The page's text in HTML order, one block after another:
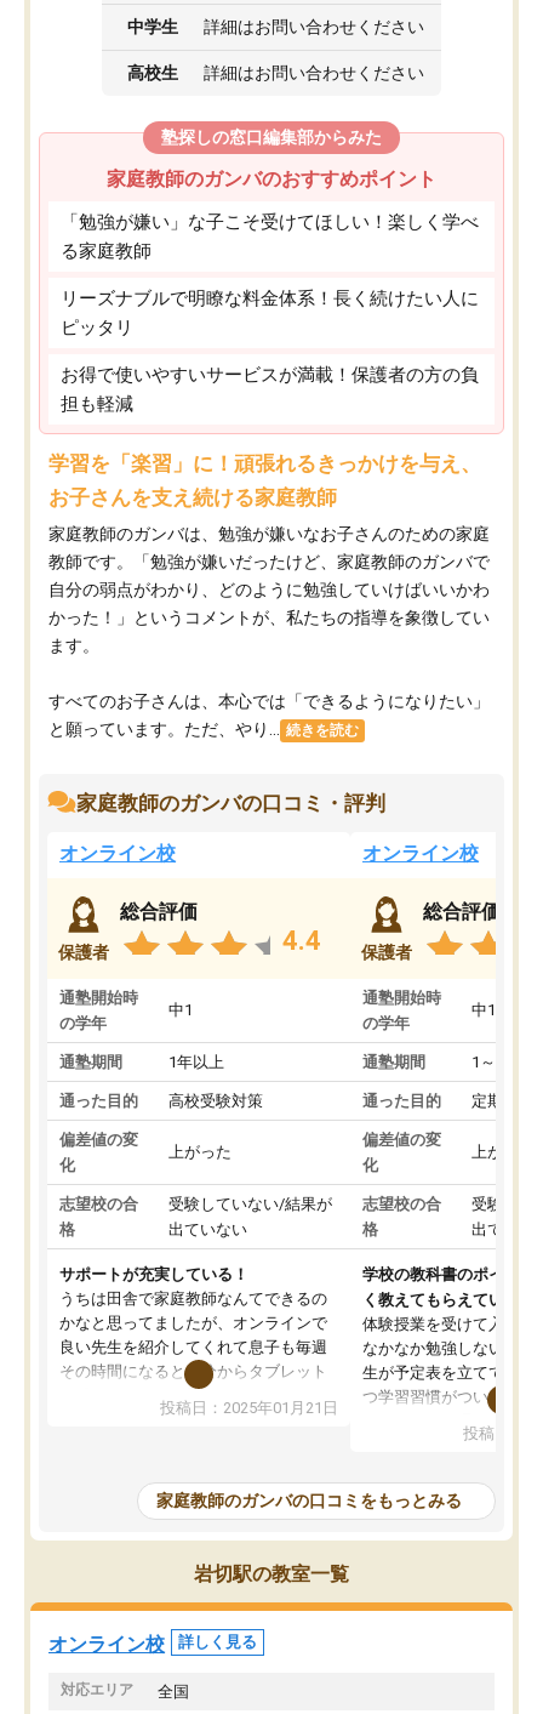
中学生 詳細はお問い合わせください
高校生 詳細はお問い合わせください
塾探しの窓口編集部からみた
家庭教師のガンバのおすすめポイント
「勉強が嫌い」な子こそ受けてほしい！楽しく学べ
る家庭教師
リーズナブルで明瞭な料金体系！長く続けたい人に
ピッタリ
お得で使いやすいサービスが満載！保護者の方の負
担も軽減
学習を「楽習」に！頑張れるきっかけを与え、
お子さんを支え続ける家庭教師
家庭教師のガンバは、勉強が嫌いなお子さんのための家庭
教師です。「勉強が嫌いだったけど、家庭教師のガンバで
自分の弱点がわかり、どのように勉強していけばいいかわ
かった！」というコメントが、私たちの指導を象徴してい
ます。
すべてのお子さんは、本心では「できるようになりたい」
と願っています。ただ、やり...
続きを読む
家庭教師のガンバの口コミ・評判
オンライン校
保護者
総合評価
4.4
通塾開始時
の学年
中1
通塾期間 1年以上
通った目的 高校受験対策
偏差値の変
化
上がった
志望校の合
格
受験していない/結果が
出ていない
サポートが充実している！
うちは田舎で家庭教師なんてできるの
かなと思ってましたが、オンラインで
良い先生を紹介してくれて息子も毎週
その時間になると自分からタブレット
を開いてzoomを繋げるようになりまし
た！5科目なんでもOKなのもとても気
めて1年ほどだった今では平均点以上の
科目が増えてきました！あと1年受験ま
であるので無料の週末教室を使用しな
がら頑張って欲しいと思います！
投稿日：2025年01月21日
オンライン校
保護者
総合評価
通塾開始時
の学年
中1
通塾期間 1～3ヵ月
通った目的 定期テス
偏差値の変
化
上がった
志望校の合
格
受験して
出ていな
学校の教科書のポイント
く教えてもらえている
体験授業を受けて入塾し
なかなか勉強しない息子
生が予定表を立ててくれ
つ学習習慣がついてきま
指導が無い日も予定表
問できるのでとても助か
投稿日：
家庭教師のガンバの口コミをもっとみる
岩切駅の教室一覧
オンライン校 詳しく見る
対応エリア 全国